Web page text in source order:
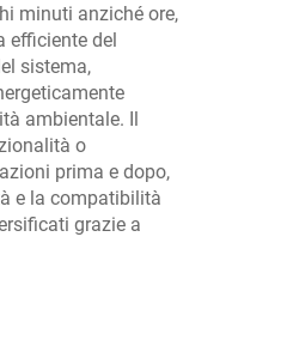
minuti anziché ore,
efficiente del
sistema,
ambientale. Il
o
prima e dopo,
e la compatibilità
grazie a